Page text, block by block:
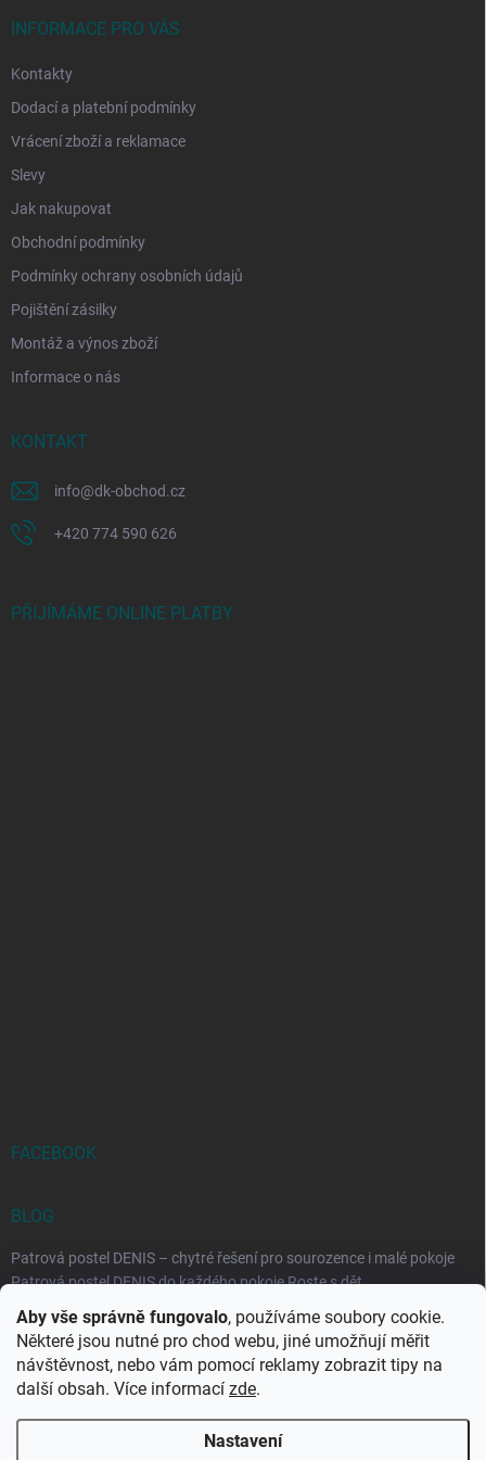
Aby vše správně fungovalo, používáme soubory cookie.
Některé jsou nutné pro chod webu, jiné umožňují měřit
návštěvnost, nebo vám pomocí reklamy zobrazit tipy na
další obsah. Více informací zde.
Nastavení
INFORMACE PRO VÁS
Kontakty
Dodací a platební podmínky
Vrácení zboží a reklamace
Slevy
Jak nakupovat
Obchodní podmínky
Podmínky ochrany osobních údajů
Pojištění zásilky
Montáž a výnos zboží
Informace o nás
KONTAKT
info@dk-obchod.cz
+420 774 590 626
PŘIJÍMÁME ONLINE PLATBY
FACEBOOK
BLOG
Patrová postel DENIS – chytré řešení pro sourozence i malé pokoje
Patrová postel DENIS do každého pokoje Roste s dět...
Rozkládací postele RELAX – ideální řešení pro malé prostory i
každodenní spaní
Rozkládací postel, která se přizpůsobí vašemu živo...